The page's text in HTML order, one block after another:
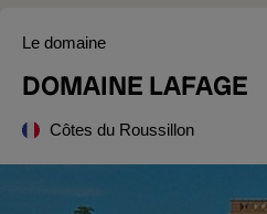
Le domaine
DOMAINE LAFAGE
Côtes du Roussillon